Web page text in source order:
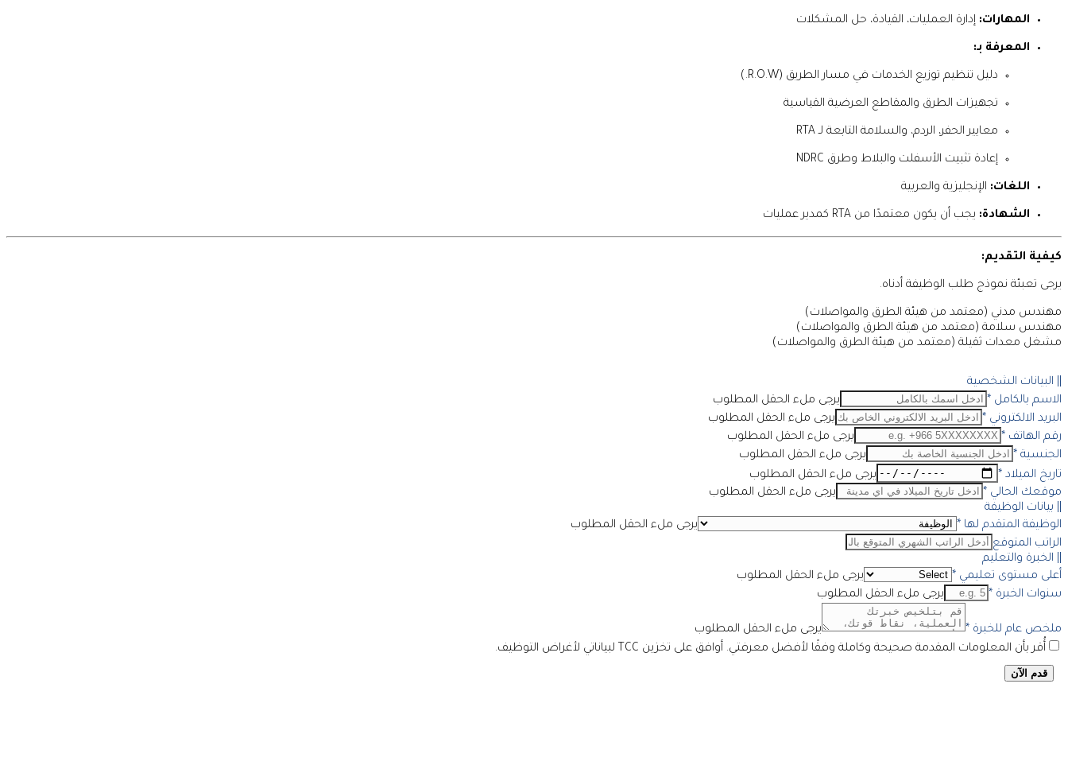
المهارات: إدارة العمليات، القيادة، حل المشكلات
المعرفة بـ:
دليل تنظيم توزيع الخدمات في مسار الطريق (R.O.W.)
تجهيزات الطرق والمقاطع العرضية القياسية
معايير الحفر، الردم، والسلامة التابعة لـ RTA
إعادة تثبيت الأسفلت والبلاط وطرق NDRC
اللغات: الإنجليزية والعربية
الشهادة: يجب أن يكون معتمدًا من RTA كمدير عمليات
كيفية التقديم:
يرجى تعبئة نموذج طلب الوظيفة أدناه.
مهندس مدني (معتمد من هيئة الطرق والمواصلات)
مهندس سلامة (معتمد من هيئة الطرق والمواصلات)
مشغل معدات ثقيلة (معتمد من هيئة الطرق والمواصلات)
|| البيانات الشخصية
الاسم بالكامل *
يرجى ملء الحقل المطلوب
البريد الالكتروني *
يرجى ملء الحقل المطلوب
رقم الهاتف *
يرجى ملء الحقل المطلوب
الجنسية *
يرجى ملء الحقل المطلوب
تاريخ الميلاد *
يرجى ملء الحقل المطلوب
موقعك الحالي *
يرجى ملء الحقل المطلوب
|| بيانات الوظيفة
الوظيفة المتقدم لها *
يرجى ملء الحقل المطلوب
الراتب المتوقع
|| الخبرة والتعليم
أعلى مستوى تعليمي *
يرجى ملء الحقل المطلوب
سنوات الخبرة * يرجى ملء الحقل المطلوب
ملخص عام للخبرة *
يرجى ملء الحقل المطلوب
أُقر بأن المعلومات المقدمة صحيحة وكاملة وفقًا لأفضل معرفتي. أوافق على تخزين TCC لبياناتي لأغراض التوظيف.
قدم الآن